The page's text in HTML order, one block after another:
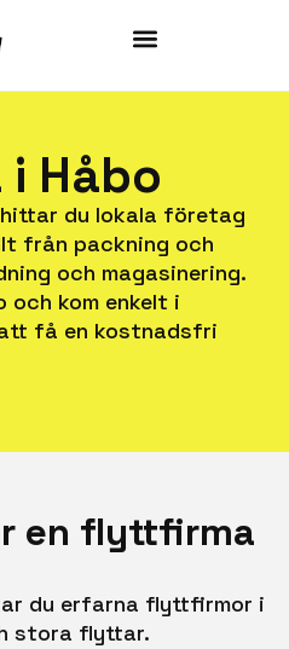
Håbo
du lokala företag
från packning och
och magasinering.
kom enkelt i
få en kostnadsfri
en flyttfirma
du erfarna flyttfirmor i
stora flyttar.